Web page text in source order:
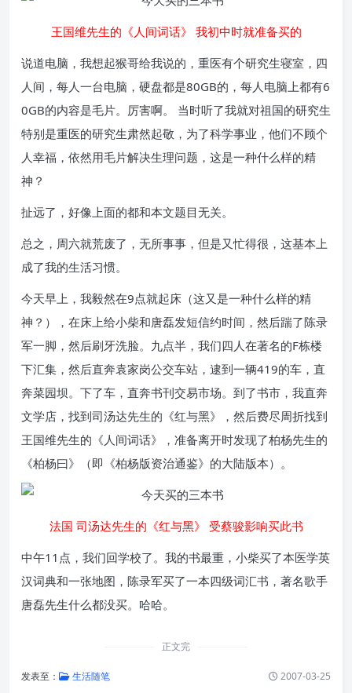
王国维先生的《人间词话》 我初中时就准备买的
说道电脑，我想起猴哥给我说的，重医有个研究生寝室，四
人间，每人一台电脑，硬盘都是80GB的，每人电脑上都有6
0GB的内容是毛片。厉害啊。 当时听了我就对祖国的研究生
特别是重医的研究生肃然起敬，为了科学事业，他们不顾个
人幸福，依然用毛片解决生理问题，这是一种什么样的精
神？
扯远了，好像上面的都和本文题目无关。
总之，周六就荒废了，无所事事，但是又忙得很，这基本上
成了我的生活习惯。
今天早上，我毅然在9点就起床（这又是一种什么样的精
神？），在床上给小柴和唐磊发短信约时间，然后踹了陈录
军一脚，然后刷牙洗脸。九点半，我们四人在著名的F栋楼
下汇集，然后直奔袁家岗公交车站，逮到一辆419的车，直
奔菜园坝。下了车，直奔书刊交易市场。到了书市，我直奔
文学店，找到司汤达先生的《红与黑》，然后费尽周折找到
王国维先生的《人间词话》，准备离开时发现了柏杨先生的
《柏杨曰》（即《柏杨版资治通鉴》的大陆版本）。
法国 司汤达先生的《红与黑》 受蔡骏影响买此书
中午11点，我们回学校了。我的书最重，小柴买了本医学英
汉词典和一张地图，陈录军买了一本四级词汇书，著名歌手
唐磊先生什么都没买。哈哈。
正文完
发表至： 生活随笔 2007-03-25